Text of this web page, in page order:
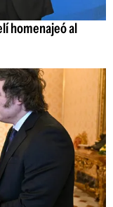
homenajeó al